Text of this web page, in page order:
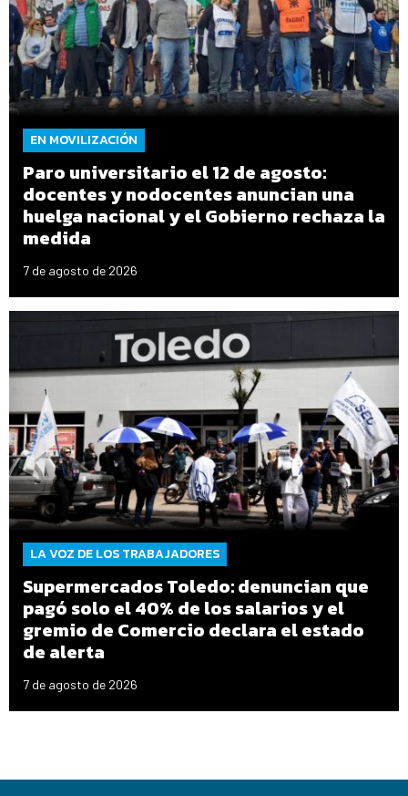
EN MOVILIZACIÓN
Paro universitario el 12 de agosto:
docentes y nodocentes anuncian una
huelga nacional y el Gobierno rechaza la
medida
7 de agosto de 2026
LA VOZ DE LOS TRABAJADORES
Supermercados Toledo: denuncian que
pagó solo el 40% de los salarios y el
gremio de Comercio declara el estado
de alerta
7 de agosto de 2026